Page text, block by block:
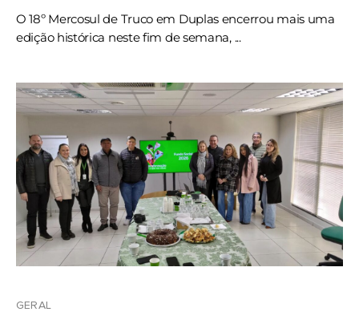
O 18º Mercosul de Truco em Duplas encerrou mais uma
edição histórica neste fim de semana, ...
GERAL